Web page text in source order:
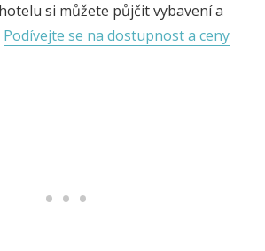
si můžete půjčit vybavení a
Podívejte se na dostupnost a ceny